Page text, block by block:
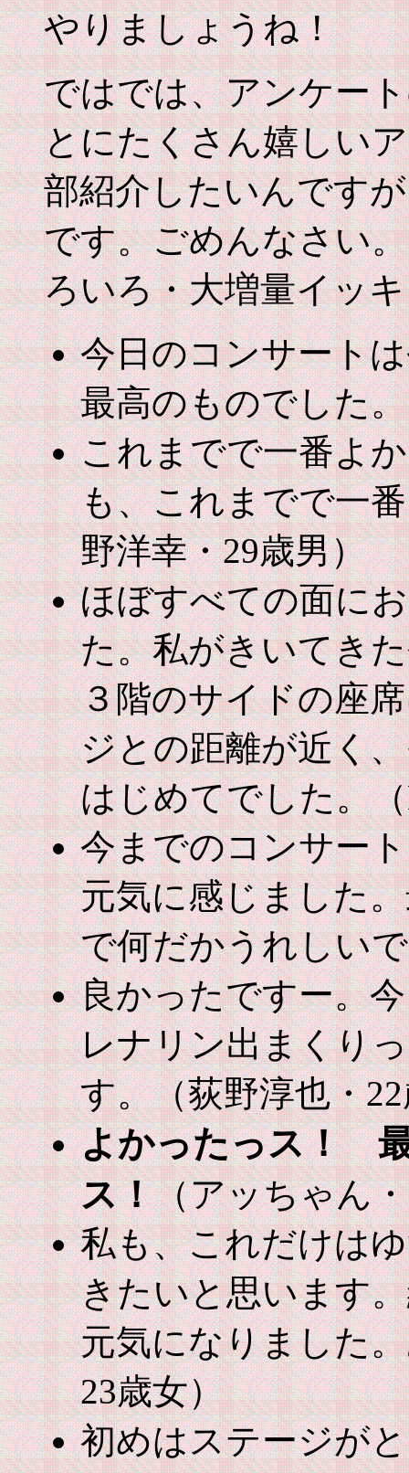
やりましょうね！
ではでは、アンケー
とにたくさん嬉しい
部紹介したいんです
です。ごめんなさい
ろいろ・大増量イッ
今日のコンサート
最高のものでした
これまでで一番よ
も、これまでで一
野洋幸・29歳男）
ほぼすべての面に
た。私がきいてき
３階のサイドの座
ジとの距離が近く
はじめてでした。
今までのコンサー
元気に感じました
で何だかうれしい
良かったですー。
レナリン出まくり
す。（荻野淳也・
よかったっス！
ス！（アッちゃん
私も、これだけは
きたいと思います
元気になりました
23歳女）
初めはステージが